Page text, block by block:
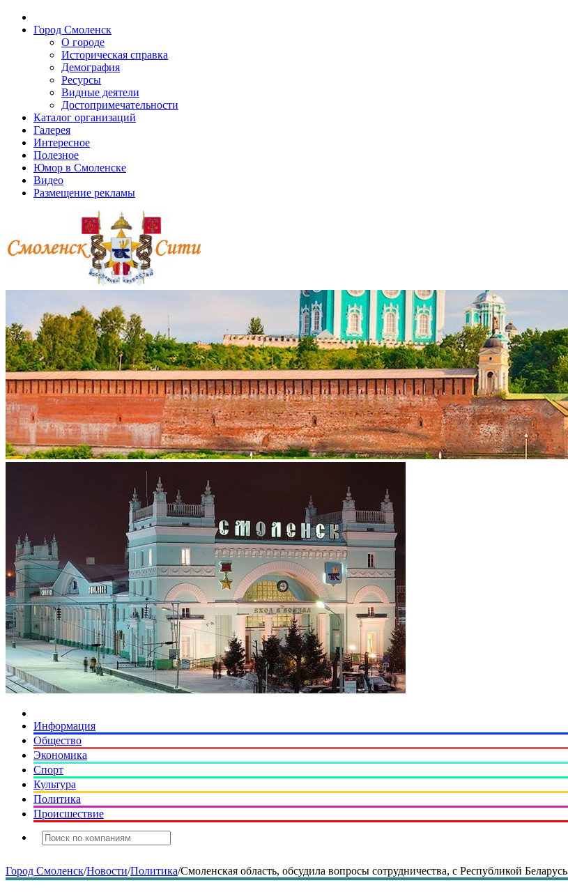
Город Смоленск
О городе
Историческая справка
Демография
Ресурсы
Видные деятели
Достопримечательности
Каталог организаций
Галерея
Интересное
Полезное
Юмор в Смоленске
Видео
Размещение рекламы
Информация
Общество
Экономика
Спорт
Культура
Политика
Происшествие
Город Смоленск/Новости/Политика/Смоленская область, обсудила вопросы сотрудничества, с Республикой Беларусь